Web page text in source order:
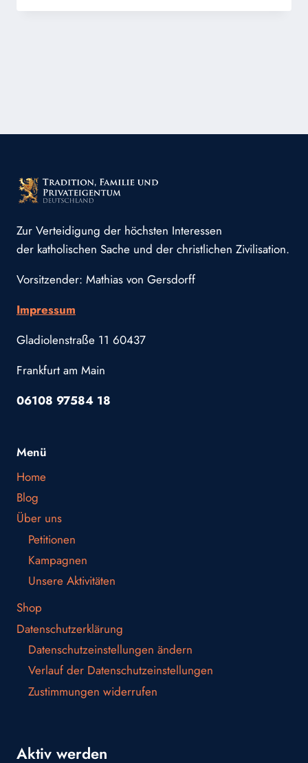
UND
Zur Verteidigung der höchsten Interessen
der katholischen Sache und der christlichen Zivilisation.
Vorsitzender: Mathias von Gersdorff
Impressum
Gladiolenstraße 11 60437
Frankfurt am Main
06108 97584 18
Menü
Home
Blog
Über uns
Petitionen
Kampagnen
Unsere Aktivitäten
Shop
Datenschutzerklärung
Datenschutzeinstellungen ändern
Verlauf der Datenschutzeinstellungen
Zustimmungen widerrufen
Aktiv werden